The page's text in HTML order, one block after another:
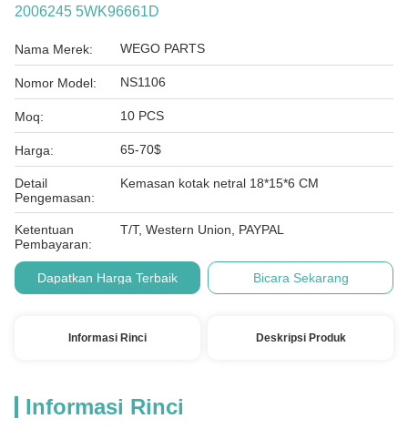
2006245 5WK96661D
Nama Merek: WEGO PARTS
Nomor Model: NS1106
Moq: 10 PCS
Harga: 65-70$
Detail
Pengemasan:
Kemasan kotak netral 18*15*6 CM
Ketentuan
Pembayaran:
T/T, Western Union, PAYPAL
Dapatkan Harga Terbaik Bicara Sekarang
Informasi Rinci Deskripsi Produk
Informasi Rinci